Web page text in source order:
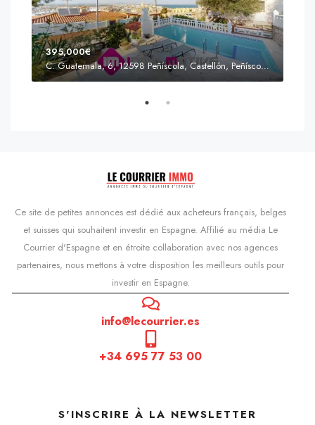
395,000€
C. Guatemala, 6, 12598 Peñíscola, Castellón, Peñíscola, Communauté valencienne
Ce site de petites annonces est dédié aux acheteurs français, belges
et suisses qui souhaitent investir en Espagne. Affilié au média Le
Courrier d'Espagne et en étroite collaboration avec nos agences
partenaires, nous mettons à votre disposition les meilleurs outils pour
investir en Espagne.
info@lecourrier.es
+34 695 77 53 00
S'INSCRIRE À LA NEWSLETTER